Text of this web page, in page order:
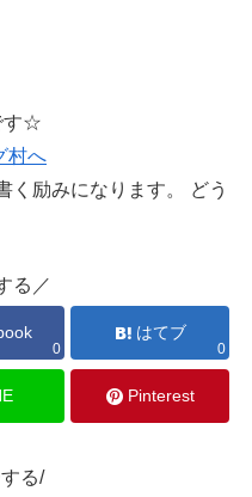
す☆
く励みになります。 どう
る／
0
はてブ
0
Pinterest
る/